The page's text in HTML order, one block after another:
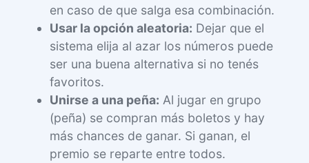
en caso de que salga esa combinación.
Usar la opción aleatoria: Dejar que el
sistema elija al azar los números puede
ser una buena alternativa si no tenés
favoritos.
Unirse a una peña: Al jugar en grupo
(peña) se compran más boletos y hay
más chances de ganar. Si ganan, el
premio se reparte entre todos.